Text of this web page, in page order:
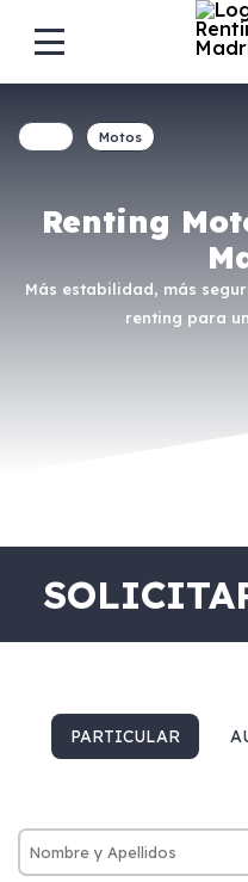
Renting
Más estabilidad, más
renting para
Motos
PARTICULAR